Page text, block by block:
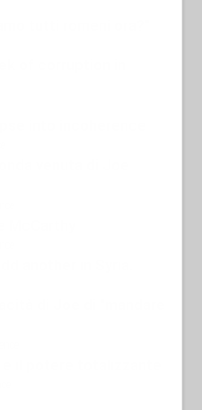
tutti romeni ora?"
of corruption in
into incoherence
venuta di Joe
another in Syria.
di Joe di "mandare
il potere totalizzante